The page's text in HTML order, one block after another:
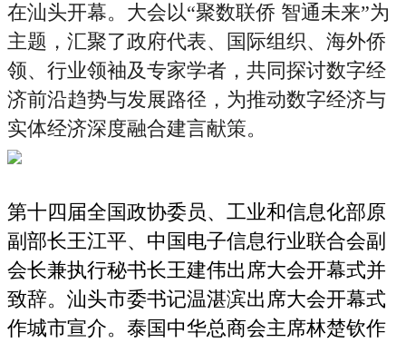
在汕头开幕。大会以“聚数联侨 智通未来”为
主题，汇聚了政府代表、国际组织、海外侨
领、行业领袖及专家学者，共同探讨数字经
济前沿趋势与发展路径，为推动数字经济与
实体经济深度融合建言献策。
第十四届全国政协委员、工业和信息化部原
副部长王江平、中国电子信息行业联合会副
会长兼执行秘书长王建伟出席大会开幕式并
致辞。汕头市委书记温湛滨出席大会开幕式
作城市宣介。泰国中华总商会主席林楚钦作